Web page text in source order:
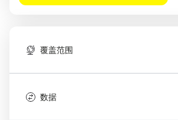
覆盖范围
数据